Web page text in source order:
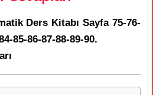
Ders Kitabı Sayfa 75-76-
85-86-87-88-89-90.